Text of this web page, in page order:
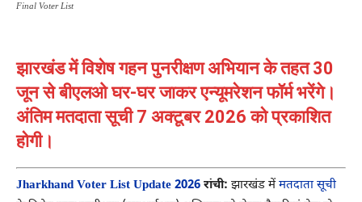
Final Voter List
झारखंड में विशेष गहन पुनरीक्षण अभियान के तहत 30
जून से बीएलओ घर-घर जाकर एन्यूमरेशन फॉर्म भरेंगे।
अंतिम मतदाता सूची 7 अक्टूबर 2026 को प्रकाशित
होगी।
Jharkhand Voter List Update 2026 रांची: झारखंड मेंमतदाता सूची